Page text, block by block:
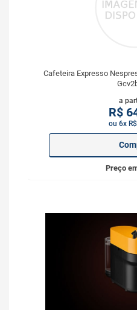
Cafeteira Expresso
a
R$
ou 6x
Preço